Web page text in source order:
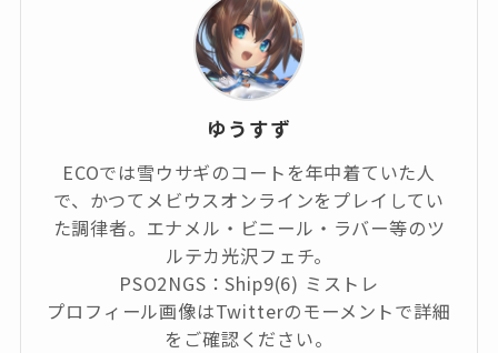
ゆうすず
ECOでは雪ウサギのコートを年中着ていた人
で、かつてメビウスオンラインをプレイしてい
た調律者。エナメル・ビニール・ラバー等のツ
ルテカ光沢フェチ。
PSO2NGS：Ship9(6) ミストレ
プロフィール画像はTwitterのモーメントで詳細
をご確認ください。